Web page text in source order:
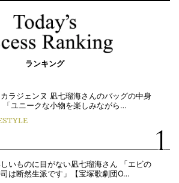
ランキング
ラジェンヌ 凪七瑠海さんのバッグの中身
「ユニークな小物を楽しみながら…
いものに目がない凪七瑠海さん 「エビの
は断然生派です」【宝塚歌劇団O…